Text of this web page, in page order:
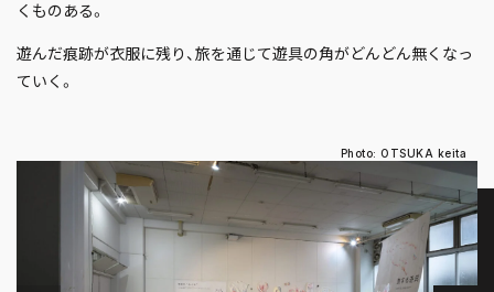
くものある。
遊んだ痕跡が衣服に残り、旅を通じて遊具の角がどんどん無くなっ
ていく。
Photo: OTSUKA keita